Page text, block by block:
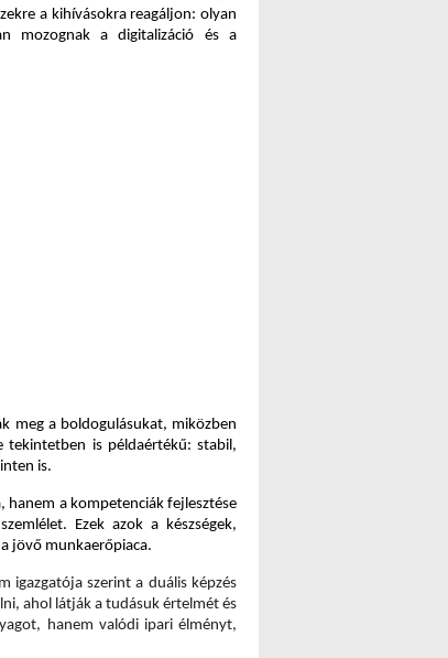
a kihívásokra reagáljon: olyan
mozognak a digitalizáció és a
meg a boldogulásukat, miközben
tekintetben is példaértékű: stabil,
is.
hanem a kompetenciák fejlesztése
Ezek azok a készségek,
jövő munkaerőpiaca.
igazgatója szerint a duális képzés
ahol látják a tudásuk értelmét és
hanem valódi ipari élményt,